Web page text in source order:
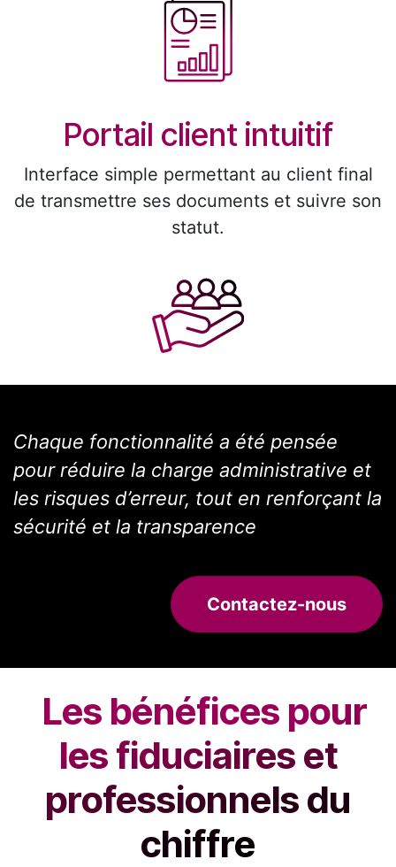
Portail client intuitif
Interface simple permettant au client final
de transmettre ses documents et suivre son
statut.
Chaque fonctionnalité a été pensée
pour réduire la charge administrative et
les risques d’erreur, tout en renforçant la
sécurité et la transparence
Contactez-nous
Les bénéfices pour
les fiduciaires et
professionnels du
chiffre